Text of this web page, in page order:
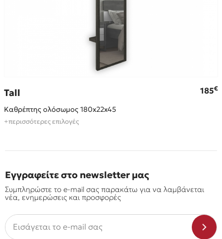
Tall 185€
Καθρέπτης ολόσωμος 180x22x45
+περισσότερες επιλογές
Εγγραφείτε στο newsletter μας
Συμπληρώστε το e-mail σας παρακάτω για να λαμβάνεται
νέα, ενημερώσεις και προσφορές